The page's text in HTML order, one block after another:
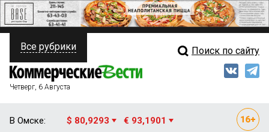
ПОЛИТИКА
ФИНАНСЫ
Свежий выпуск
Все рубрики Поиск по сайту
Четверг, 6 Августа
В Омске: $ 80,9293 € 93,1901